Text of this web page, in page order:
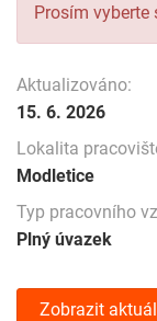
Prosím
Aktualizováno:
15. 6. 2026
Lokalita
Modletice
Typ pracovního
Plný úvazek
Zobrazit